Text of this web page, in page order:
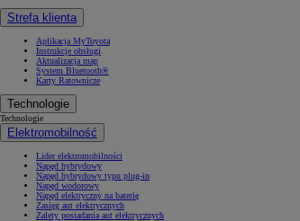
Strefa klienta
Aplikacja MyToyota
Instrukcje obsługi
Aktualizacja map
System Bluetooth®
Karty Ratownicze
Technologie
Technologie
Elektromobilność
Lider elektromobilności
Napęd hybrydowy
Napęd hybrydowy typu plug-in
Napęd wodorowy
Napęd elektryczny na baterię
Zasięg aut elektrycznych
Zalety posiadania aut elektrycznych